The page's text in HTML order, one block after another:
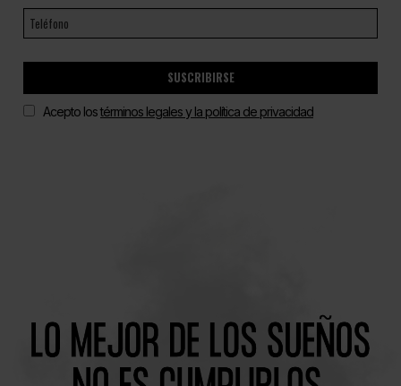
SUSCRIBIRSE
Acepto lostérminos legales y la política de privacidad